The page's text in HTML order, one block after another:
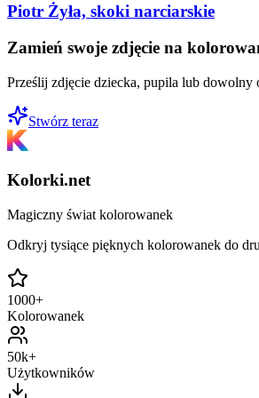
Piotr Żyła, skoki narciarskie
Zamień swoje zdjęcie na
Prześlij zdjęcie dziecka, pupila lub
Stwórz teraz
Kolorki.net
Magiczny świat kolorowanek
Odkryj tysiące pięknych kolorowanek do
1000+
Kolorowanek
50k+
Użytkowników